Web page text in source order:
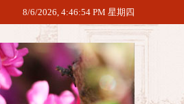
8/6/2026, 4:46:55 PM 星期四